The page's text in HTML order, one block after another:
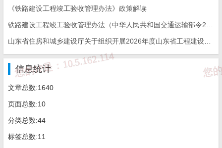
7.检测参数对应多个方法标准时，机构应怎
样选择？
答：检测参数对应多种检测方法的，检测
机构在申请检测资质时，可申请审查一种或多
种检测方法，并按照审查通过的检测方法开展
《铁路建设工程竣工验收管理办法》政策解读
信息统计
文章总数:1640
页面总数:10
分类总数:44
标签总数:11